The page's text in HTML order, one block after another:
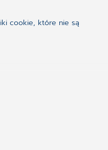
wiodących
Grupa
cookie, które nie są